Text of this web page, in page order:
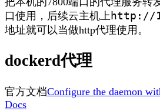
口使用，后续云主机上 http://
地址就可以当做http代理使用。
dockerd代理
官方文档Configure the daemon
Docs